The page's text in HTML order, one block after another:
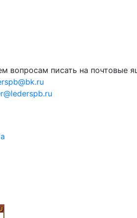
вопросам писать на почтовые